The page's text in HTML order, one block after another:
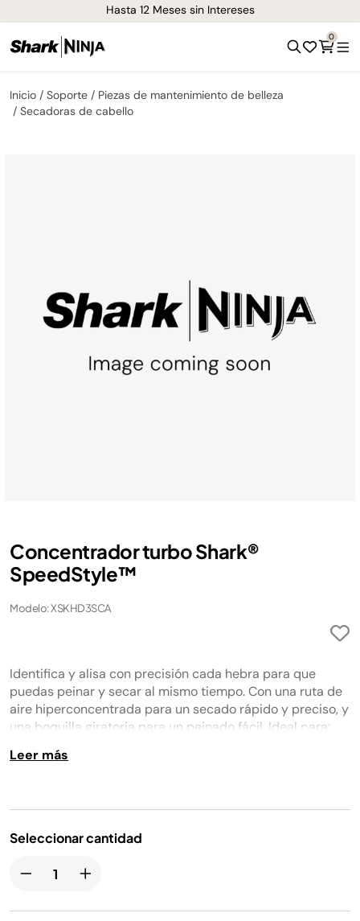
Hasta 12 Meses sin Intereses
0
Inicio Soporte
Piezas de mantenimiento de belleza
Secadoras de cabello
Concentrador turbo Shark®
SpeedStyle™
Modelo: XSKHD3SCA
Identifica y alisa con precisión cada hebra para que
puedas peinar y secar al mismo tiempo. Con una ruta de
aire hiperconcentrada para un secado rápido y preciso, y
una boquilla giratoria para un peinado fácil. Ideal para:
en cabello liso, ondulado, rizado y crespo.
Leer más
Seleccionar cantidad